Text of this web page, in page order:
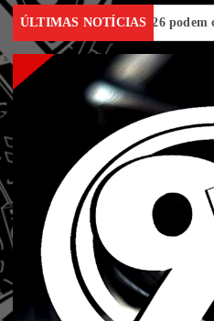
ÚLTIMAS NOTÍCIAS
do Encceja 2026 podem consultar